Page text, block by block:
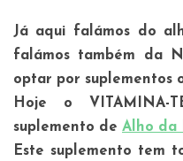
Já aqui falámos do
falámos também da
optar por suplementos
Hoje o VITAMINA-
suplemento de Alho
Este suplemento tem